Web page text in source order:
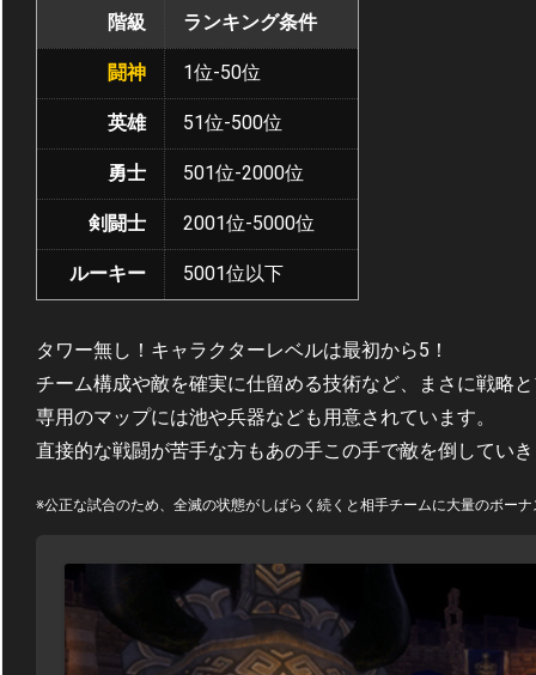
階級 ランキング条件
闘神 1位-50位
英雄 51位-500位
勇士 501位-2000位
剣闘士 2001位-5000位
ルーキー 5001位以下
タワー無し！キャラクターレベルは最初から5！
チーム構成や敵を確実に仕留める技術など、まさに戦略
専用のマップには池や兵器なども用意されています。
直接的な戦闘が苦手な方もあの手この手で敵を倒してい
※公正な試合のため、全滅の状態がしばらく続くと相手チームに大量のボー